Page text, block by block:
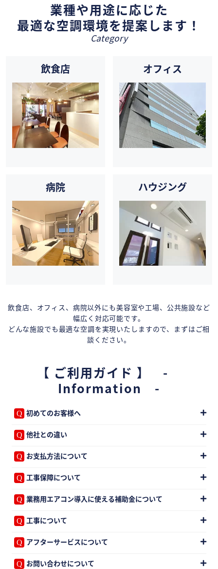
業種や用途に応じた
最適な空調環境を提案します！
Category
飲食店 オフィス
病院 ハウジング
飲食店、オフィス、病院以外にも美容室や工場、公共施設など
幅広く対応可能です。
どんな施設でも最適な空調を実現いたしますので、まずはご相
談ください。
【 ご利用ガイド 】 -
Information -
初めてのお客様へ
他社との違い
お支払方法について
工事保障について
業務用エアコン導入に使える補助金について
工事について
アフターサービスについて
お問い合わせについて